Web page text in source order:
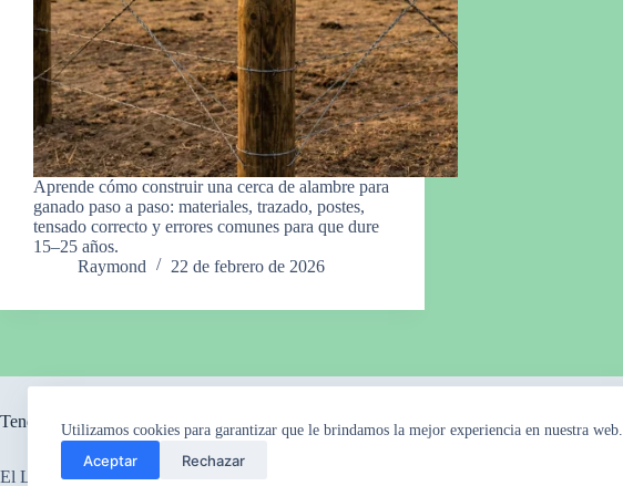
Utilizamos cookies para garantizar que le brindamos la mejor experiencia en nuestra web.
Aceptar Rechazar
Aprende cómo construir una cerca de alambre para
ganado paso a paso: materiales, trazado, postes,
tensado correcto y errores comunes para que dure
15–25 años.
Raymond
22 de febrero de 2026
Tendencia ahora
El Legado Perdido